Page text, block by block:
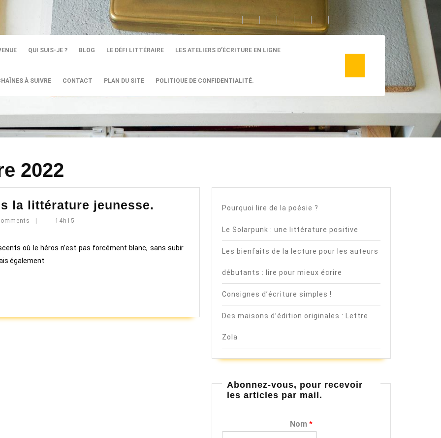
QUI SUIS-JE ? BLOG LE DÉFI LITTÉRAIRE LES ATELIERS D’ÉCRITURE EN LIGNE
À SUIVRE CONTACT PLAN DU SITE POLITIQUE DE CONFIDENTIALITÉ.
2022
la littérature jeunesse.
dans
14h15
où le héros n’est pas forcément blanc, sans subir
également
Pourquoi lire de la poésie ?
Le Solarpunk : une littérature positive
Les bienfaits de la lecture pour les auteurs
débutants : lire pour mieux écrire
Consignes d’écriture simples !
Des maisons d’édition originales : Lettre
Zola
Abonnez-vous, pour recevoir
les articles par mail.
Nom *